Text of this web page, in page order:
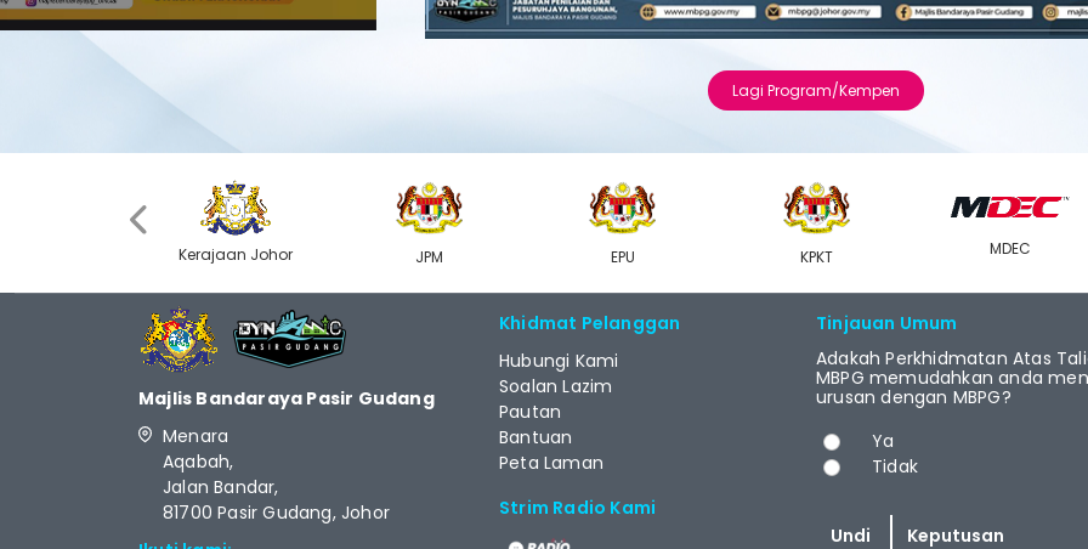
Lagi Program/Kempen
Kerajaan Johor JPM EPU KPKT MDEC
Majlis Bandaraya Pasir Gudang
Menara
Aqabah,
Jalan Bandar,
81700 Pasir Gudang, Johor
Khidmat Pelanggan
Hubungi Kami
Soalan Lazim
Pautan
Bantuan
Peta Laman
Strim Radio Kami
Tinjauan Umum
Adakah Perkhidmatan Atas
MBPG memudahkan anda
urusan dengan MBPG?
Pilihan
Ya
Tidak